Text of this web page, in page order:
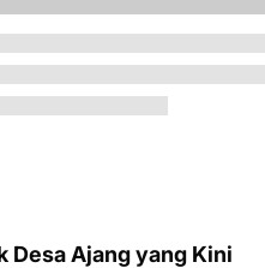
Desa Ajang yang Kini